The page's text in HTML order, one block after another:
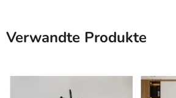
Verwandte Produkte